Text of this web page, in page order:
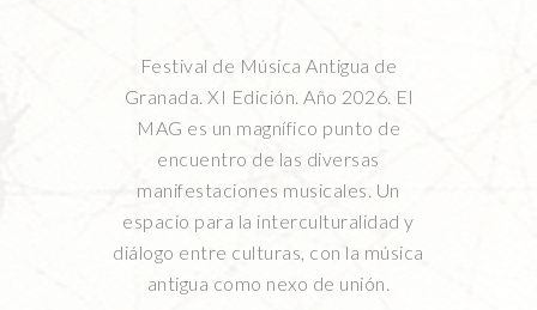
Festival de Música Antigua de
Granada. XI Edición. Año 2026. El
MAG es un magnífico punto de
encuentro de las diversas
manifestaciones musicales. Un
espacio para la interculturalidad y
diálogo entre culturas, con la música
antigua como nexo de unión.